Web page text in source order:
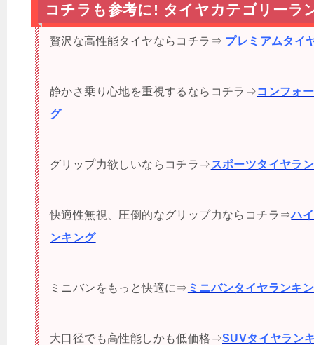
コチラも参考に! タイヤカテゴリーラ
贅沢な高性能タイヤならコチラ⇒ プレミアムタイ
静かさ乗り心地を重視するならコチラ⇒コンフォ
グ
グリップ力欲しいならコチラ⇒ スポーツタイヤラ
快適性無視、圧倒的なグリップ力ならコチラ⇒ハ
ンキング
ミニバンをもっと快適に⇒ ミニバンタイヤランキ
大口径でも高性能しかも低価格⇒SUVタイヤラン